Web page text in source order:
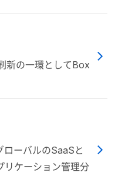
新の一環としてBox
ーバルのSaaSと
リケーション管理分